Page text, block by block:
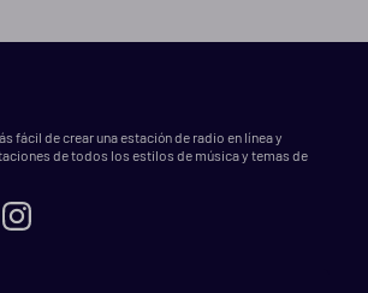
fácil de crear una estación de radio en línea y
de todos los estilos de música y temas de